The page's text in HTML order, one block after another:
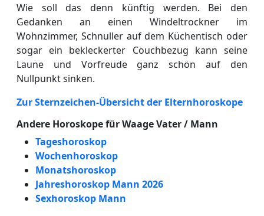
Wie soll das denn künftig werden. Bei den
Gedanken an einen Windeltrockner im
Wohnzimmer, Schnuller auf dem Küchentisch oder
sogar ein bekleckerter Couchbezug kann seine
Laune und Vorfreude ganz schön auf den
Nullpunkt sinken.
Zur Sternzeichen-Übersicht der Elternhoroskope
Andere Horoskope für Waage Vater / Mann
Tageshoroskop
Wochenhoroskop
Monatshoroskop
Jahreshoroskop Mann 2026
Sexhoroskop Mann